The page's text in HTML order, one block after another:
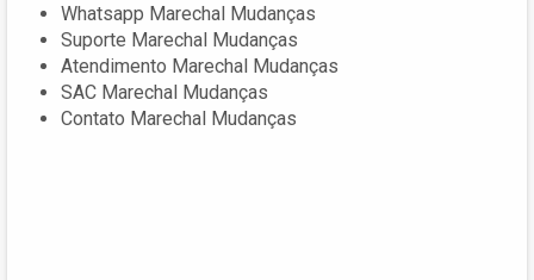
Whatsapp Marechal Mudanças
Suporte Marechal Mudanças
Atendimento Marechal Mudanças
SAC Marechal Mudanças
Contato Marechal Mudanças